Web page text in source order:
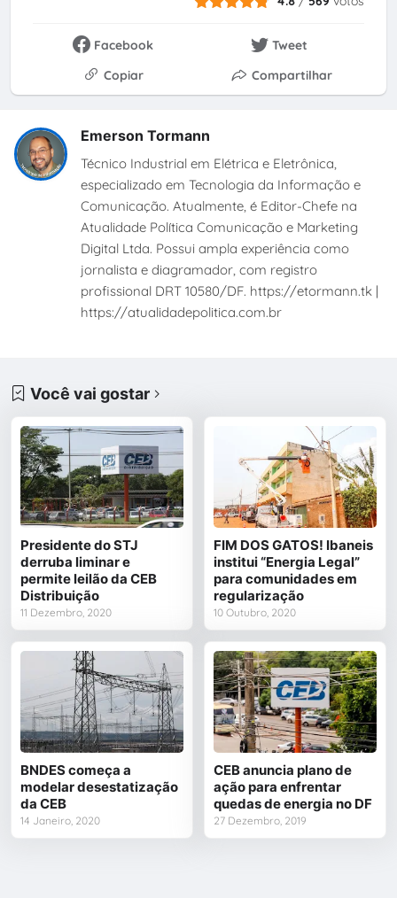
Facebook
Tweet
Copiar
Compartilhar
Emerson Tormann
Técnico Industrial em Elétrica e Eletrônica,
especializado em Tecnologia da Informação e
Comunicação. Atualmente, é Editor-Chefe na
Atualidade Política Comunicação e Marketing
Digital Ltda. Possui ampla experiência como
jornalista e diagramador, com registro
profissional DRT 10580/DF. https://etormann.tk |
https://atualidadepolitica.com.br
Você vai gostar
Presidente do STJ
derruba liminar e
permite leilão da CEB
Distribuição
11 Dezembro, 2020
FIM DOS GATOS! Ibaneis
institui “Energia Legal”
para comunidades em
regularização
10 Outubro, 2020
BNDES começa a
modelar desestatização
da CEB
14 Janeiro, 2020
CEB anuncia plano de
ação para enfrentar
quedas de energia no DF
27 Dezembro, 2019